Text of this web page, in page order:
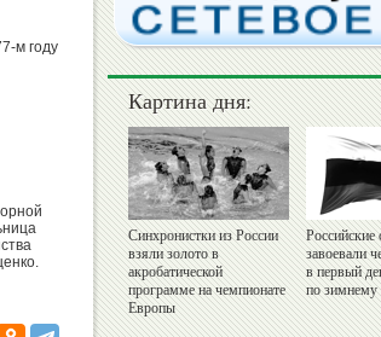
м году
Картина дня:
Синхронистки из России
взяли золото в
акробатической
программе на чемпионате
Европы
Российские
завоевали
в первый
по зимнему